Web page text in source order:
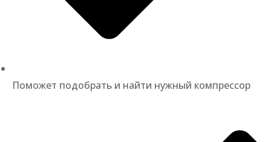
Поможет подобрать и найти нужный компрессор